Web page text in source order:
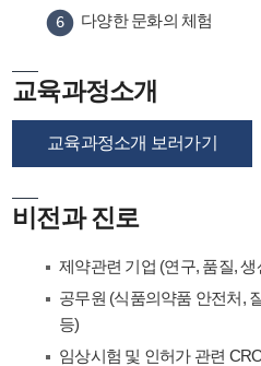
다양한 문화의 체험
교육과정소개
교육과정소개 보러가기
비전과 진로
제약관련 기업 (연구, 품질, 생
공무원 (식품의약품 안전처,
등)
임상시험 및 인허가 관련